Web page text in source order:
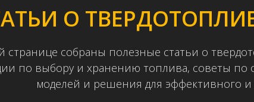
О
странице собраны полезные статьи о
по выбору и хранению топлива, советы по
моделей и решения для эффективного